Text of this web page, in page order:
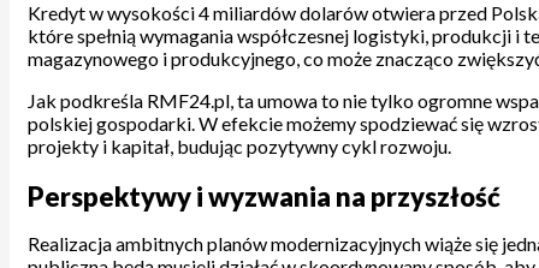
Kredyt w wysokości 4 miliardów dolarów otwiera przed
które spełnią wymagania współczesnej logistyki, produkcji
magazynowego i produkcyjnego, co może znacząco
Jak podkreśla RMF24.pl, ta umowa to nie tylko ogromne
polskiej gospodarki. W efekcie możemy spodziewać się
projekty i kapitał, budując pozytywny cykl rozwoju.
Perspektywy i wyzwania na przyszłość
Realizacja ambitnych planów modernizacyjnych wiąże się